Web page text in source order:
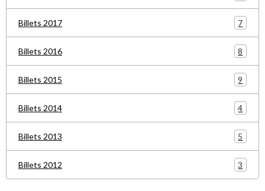
Billets 2017 7
Billets 2016 8
Billets 2015 9
Billets 2014 4
Billets 2013 5
Billets 2012 3